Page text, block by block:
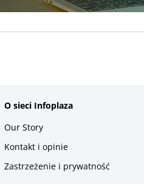
O sieci Infoplaza
Our Story
Kontakt i opinie
Zastrzeżenie i prywatność